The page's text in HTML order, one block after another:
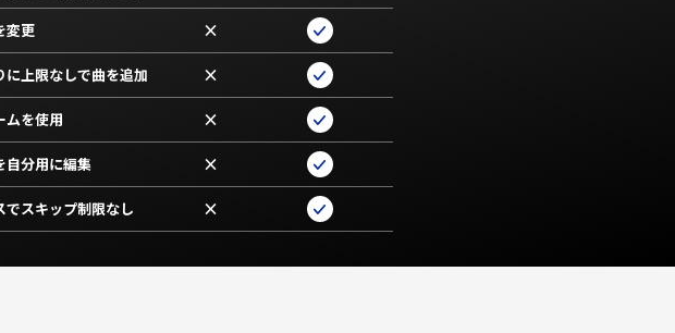
変更 ×
に上限なしで曲を追加 ×
ムを使用 ×
自分用に編集 ×
でスキップ制限なし ×